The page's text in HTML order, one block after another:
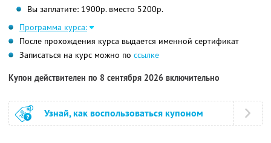
Вы заплатите: 1900р. вместо 5200р.
Программа курса:
После прохождения курса выдается именной сертификат
Записаться на курс можно по ссылке
Купон действителен по 8 сентября 2026 включительно
Узнай, как воспользоваться купоном